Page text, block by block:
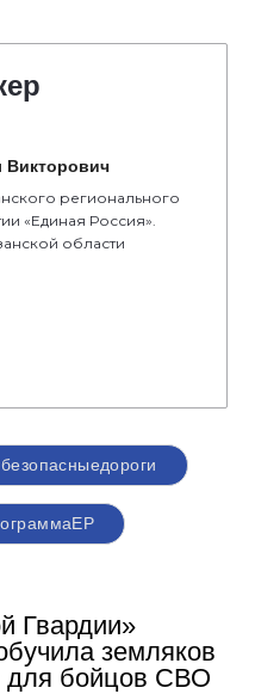
Викторович
регионального
«Единая Россия».
области
Гвардии»
земляков
для бойцов СВО